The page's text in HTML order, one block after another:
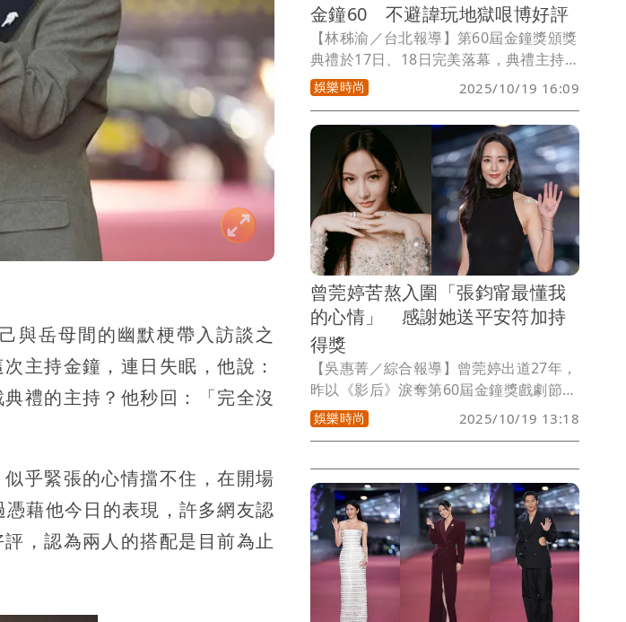
與岳母間的幽默梗帶入訪談之
主持金鐘，連日失眠，他說：
禮的主持？他秒回：「完全沒
乎緊張的心情擋不住，在開場
藉他今日的表現，許多網友認
，認為兩人的搭配是目前為止
金鐘60 不避諱玩地獄哏博好評
【林秭渝／台北報導】第60屆金鐘獎頒獎
典禮於17日、18日完美落幕，典禮主持人
「節目類」由Lulu黃路梓茵獨挑大梁，
「戲劇類」則是曾寶儀扛起重任，兩人風
格截然不同，Lulu活潑可愛，曾寶儀典雅
穩重，雖然兩位主持人在典禮過程中，有
不被網友買單的環節，但好評碾壓壞評，
一個人撐起整個典禮實在不容易，Lulu、
曾寶儀帶來的「金鐘60」，你們更喜歡哪
一種呢？
娛樂時尚 2025/10/19 16:09
曾莞婷苦熬入圍「張鈞甯最懂我
的心情」 感謝她送平安符加持
得獎
【吳惠菁／綜合報導】曾莞婷出道27年，
昨以《影后》淚奪第60屆金鐘獎戲劇節目
女配角獎，她今在社群透露，張鈞甯最懂
她的心情，兩人都是入行多年第一次入
人美心善的張鈞甯，下一次能夠拿獎。
娛樂時尚 2025/10/19 13:18